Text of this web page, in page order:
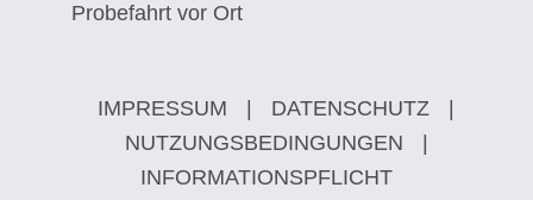
Probefahrt vor Ort
IMPRESSUM DATENSCHUTZ
NUTZUNGSBEDINGUNGEN
INFORMATIONSPFLICHT